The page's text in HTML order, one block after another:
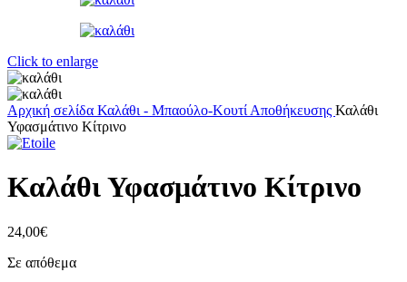
Click to enlarge
Αρχική σελίδα Καλάθι - Μπαούλο-Κουτί Αποθήκευσης Καλάθι
Υφασμάτινο Κίτρινο
Καλάθι Υφασμάτινο Κίτρινο
24,00€
Σε απόθεμα